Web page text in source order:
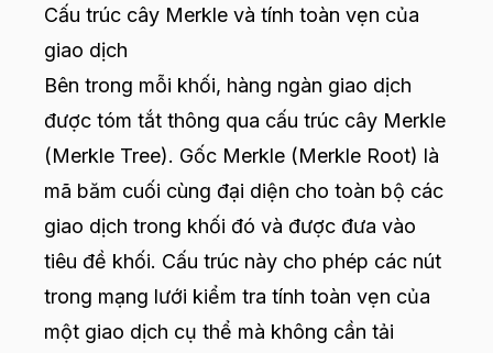
Cấu trúc cây Merkle và tính toàn vẹn của
giao dịch
Bên trong mỗi khối, hàng ngàn giao dịch
được tóm tắt thông qua cấu trúc cây Merkle
(Merkle Tree). Gốc Merkle (Merkle Root) là
mã băm cuối cùng đại diện cho toàn bộ các
giao dịch trong khối đó và được đưa vào
tiêu đề khối. Cấu trúc này cho phép các nút
trong mạng lưới kiểm tra tính toàn vẹn của
một giao dịch cụ thể mà không cần tải